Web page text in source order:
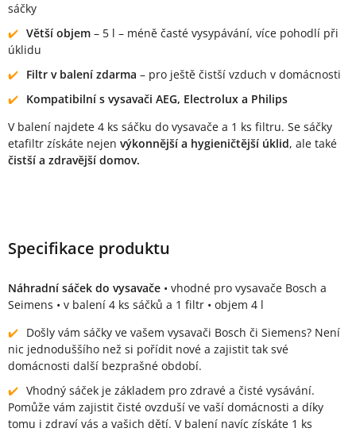
sáčky
Větší objem – 5 l – méně časté vysypávání, více pohodlí při
úklidu
Filtr v balení zdarma – pro ještě čistší vzduch v domácnosti
Kompatibilní s vysavači AEG, Electrolux a Philips
V balení najdete 4 ks sáčku do vysavače a 1 ks filtru. Se sáčky
etafiltr získáte nejen výkonnější a hygieničtější úklid, ale také
čistší a zdravější domov.
Specifikace produktu
Náhradní sáček do vysavače • vhodné pro vysavače Bosch a
Seimens • v balení 4 ks sáčků a 1 filtr • objem 4 l
Došly vám sáčky ve vašem vysavači Bosch či Siemens? Není
nic jednoduššího než si pořídit nové a zajistit tak své
domácnosti další bezprašné období.
Vhodný sáček je základem pro zdravé a čisté vysávání.
Pomůže vám zajistit čisté ovzduší ve vaší domácnosti a díky
tomu i zdraví vás a vašich dětí. V balení navíc získáte 1 ks